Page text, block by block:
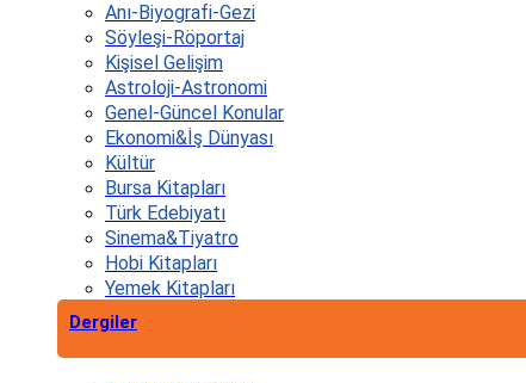
Anı-Biyografi-Gezi
Söyleşi-Röportaj
Kişisel Gelişim
Astroloji-Astronomi
Genel-Güncel Konular
Ekonomi&İş Dünyası
Kültür
Bursa Kitapları
Türk Edebiyatı
Sinema&Tiyatro
Hobi Kitapları
Yemek Kitapları
Dergiler